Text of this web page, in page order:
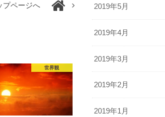
プページへ
世界観
2019年5月
2019年4月
2019年3月
2019年2月
2019年1月